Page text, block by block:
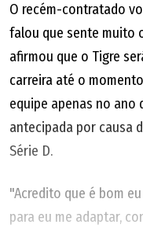
O recém-contratado
falou que sente muito
afirmou que o Tigre
carreira até o
equipe apenas no ano
antecipada por causa
Série D.
"Acredito que é bom
para eu me adaptar,